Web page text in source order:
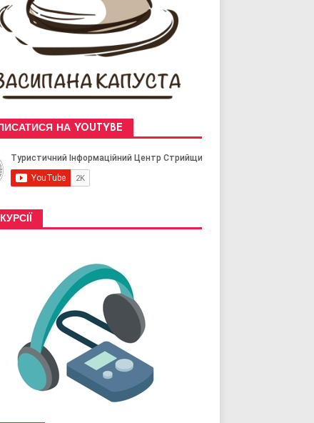
НА YOUTYBE